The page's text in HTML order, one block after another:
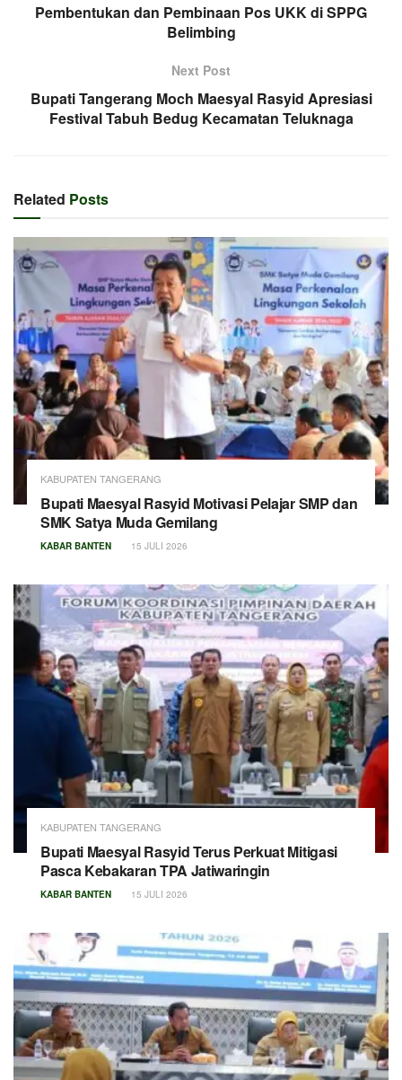
Pembentukan dan Pembinaan Pos UKK di SPPG
Belimbing
Next Post
Bupati Tangerang Moch Maesyal Rasyid Apresiasi
Festival Tabuh Bedug Kecamatan Teluknaga
Related Posts
KABUPATEN TANGERANG
Bupati Maesyal Rasyid Motivasi Pelajar SMP dan
SMK Satya Muda Gemilang
KABAR BANTEN 15 JULI 2026
KABUPATEN TANGERANG
Bupati Maesyal Rasyid Terus Perkuat Mitigasi
Pasca Kebakaran TPA Jatiwaringin
KABAR BANTEN 15 JULI 2026